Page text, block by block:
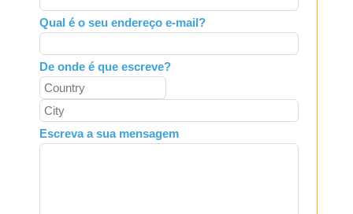
Qual é o seu endereço e-mail?
De onde é que escreve?
Escreva a sua mensagem